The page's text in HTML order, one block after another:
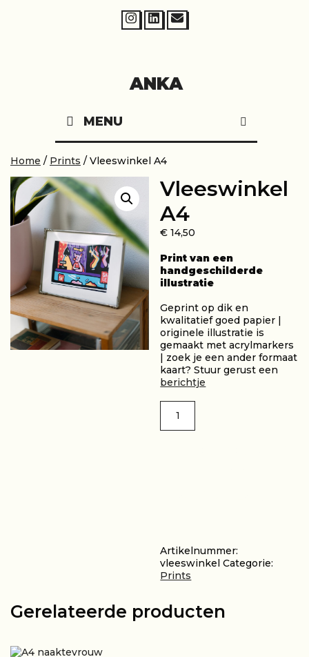
ANKA
MENU
Home / Prints / Vleeswinkel A4
Vleeswinkel
A4
€ 14,50
Print van een
handgeschilderde
illustratie
Geprint op dik en
kwalitatief goed papier |
originele illustratie is
gemaakt met acrylmarkers
| zoek je een ander formaat
kaart? Stuur gerust een
berichtje
aantal
Artikelnummer:
vleeswinkel Categorie:
Prints
Gerelateerde producten